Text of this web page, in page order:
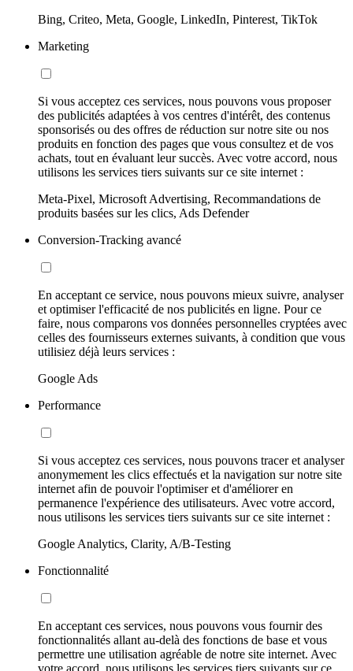
Bing, Criteo, Meta, Google, LinkedIn, Pinterest, TikTok
Marketing
Si vous acceptez ces services, nous pouvons vous proposer
des publicités adaptées à vos centres d'intérêt, des contenus
sponsorisés ou des offres de réduction sur notre site ou nos
produits en fonction des pages que vous consultez et de vos
achats, tout en évaluant leur succès. Avec votre accord, nous
utilisons les services tiers suivants sur ce site internet :
Meta-Pixel, Microsoft Advertising, Recommandations de
produits basées sur les clics, Ads Defender
Conversion-Tracking avancé
En acceptant ce service, nous pouvons mieux suivre, analyser
et optimiser l'efficacité de nos publicités en ligne. Pour ce
faire, nous comparons vos données personnelles cryptées avec
celles des fournisseurs externes suivants, à condition que vous
utilisiez déjà leurs services :
Google Ads
Performance
Si vous acceptez ces services, nous pouvons tracer et analyser
anonymement les clics effectués et la navigation sur notre site
internet afin de pouvoir l'optimiser et d'améliorer en
permanence l'expérience des utilisateurs. Avec votre accord,
nous utilisons les services tiers suivants sur ce site internet :
Google Analytics, Clarity, A/B-Testing
Fonctionnalité
En acceptant ces services, nous pouvons vous fournir des
fonctionnalités allant au-delà des fonctions de base et vous
permettre une utilisation agréable de notre site internet. Avec
votre accord, nous utilisons les services tiers suivants sur ce